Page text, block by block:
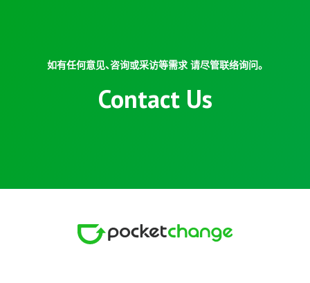
如有任何意见、咨询或采访等需求 请尽管联络询问。
Contact Us